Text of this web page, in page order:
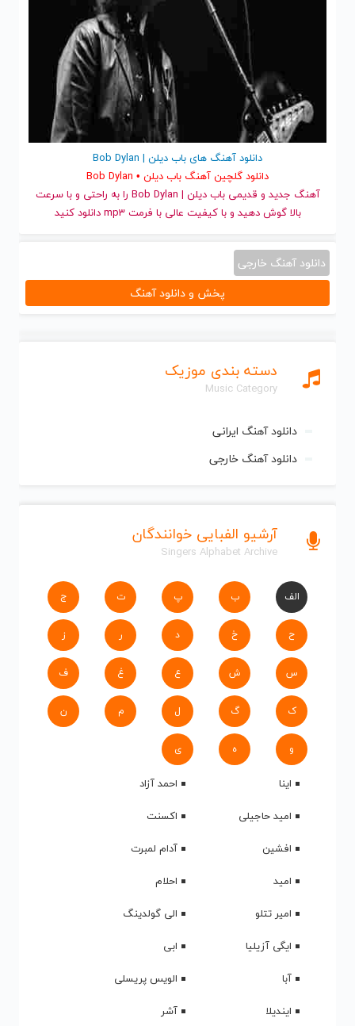
دسته بندی موزیک
Music Category
دانلود آهنگ ایرانی
دانلود آهنگ خارجی
آرشیو الفبایی خوانندگان
Singers Alphabet Archive
الف ب پ ت ج
ح خ د ر ز
س ش ع غ ف
ک گ ل م ن
و ه ی
اینا
احمد آزاد
امید حاجیلی
اکسنت
افشین
آدام لمبرت
امید
احلام
امیر تتلو
الی گولدینگ
ایگی آزیلیا
ابی
آبا
الویس پریسلی
ایندیلا
آشر
دانلود آهنگ های باب دیلن | Bob Dylan
دانلود گلچین آهنگ باب دیلن • Bob Dylan
آهنگ جدید
و قدیمی باب دیلن | Bob Dylan را به راحتی و با سرعت
بالا گوش دهید و با کیفیت عالی با فرمت mp3 دانلود کنید
دانلود آهنگ خارجی
پخش و دانلود آهنگ